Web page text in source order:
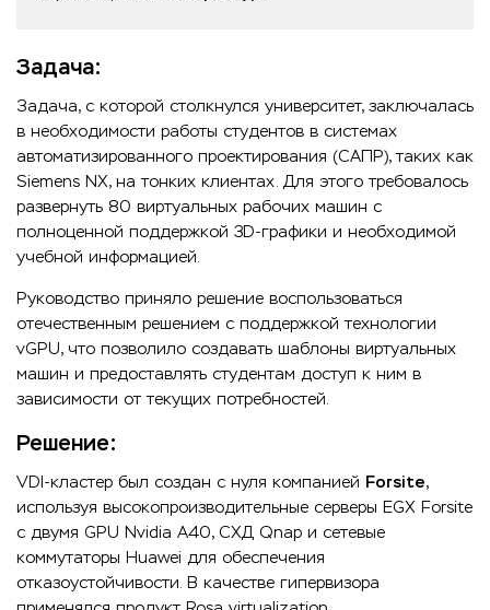
Задача:
Задача, с которой столкнулся университет, заключалась
в необходимости работы студентов в системах
автоматизированного проектирования (САПР), таких как
Siemens NX, на тонких клиентах. Для этого требовалось
развернуть 80 виртуальных рабочих машин с
полноценной поддержкой 3D-графики и необходимой
учебной информацией.
Руководство приняло решение воспользоваться
отечественным решением с поддержкой технологии
vGPU, что позволило создавать шаблоны виртуальных
машин и предоставлять студентам доступ к ним в
зависимости от текущих потребностей.
Решение:
VDI-кластер был создан с нуля компанией Forsite,
используя высокопроизводительные серверы EGX Forsite
с двумя GPU Nvidia A40, СХД Qnap и сетевые
коммутаторы Huawei для обеспечения
отказоустойчивости. В качестве гипервизора